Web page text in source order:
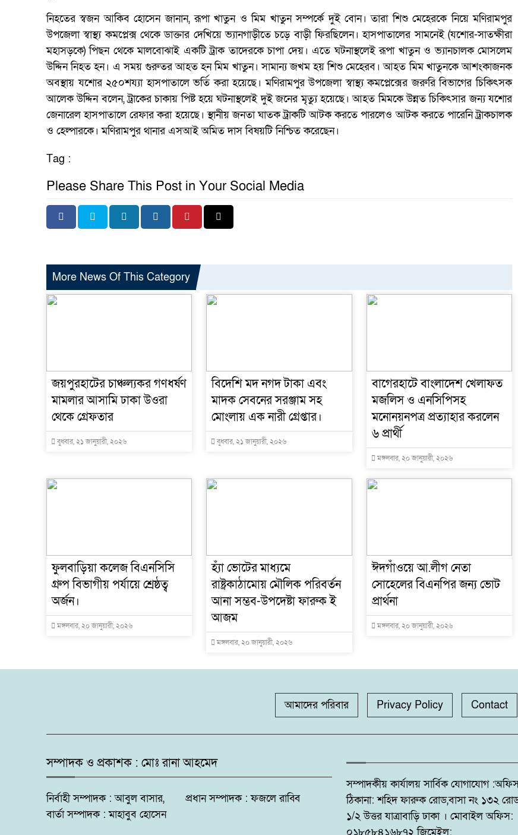
নিহতের স্বজন আকিব হোসেন জানান, রূপা খাতুন ও মিম খাতুন সম্পর্কে দুই বোন। তারা শিশু মেহেরকে নিয়ে মণিরামপুর
উপজেলা স্বাস্থ্য কমপ্লেক্স থেকে ডাক্তার দেখিয়ে ভ্যানগাড়ীতে চড়ে বাড়ী ফিরছিলেন। হাসপাতালের সামনেই (যশোর-সাতক্ষীরা
মহাসড়কে) পিছন থেকে মালবোঝাই একটি ট্রাক তাদেরকে চাপা দেয়। এতে ঘটনাস্থলেই রূপা খাতুন ও ভ্যানচালক মোসলেম
উদ্দিন নিহত হন। এ সময় গুরুতর আহত হন মিম খাতুন। সামান্য জখম হয় শিশু মেহেরব। আহত মিম খাতুনকে আশংকাজনক
অবস্থায় যশোর ২৫০শয্যা হাসপাতালে ভর্তি করা হয়েছে। মণিরামপুর উপজেলা স্বাস্থ্য কমপ্লেক্সের জরুরি বিভাগের চিকিৎসক
আলেক উদ্দিন বলেন, ট্রাকের চাকায় পিষ্ট হয়ে ঘটনাস্থলেই দুই জনের মৃত্যু হয়েছে। আহত মিমকে উন্নত চিকিৎসার জন্য যশোর
জেনারেল হাসপাতালে রেফার করা হয়েছে। স্থানীয় জনতা ঘাতক ট্রাকটি আটক করতে পারলেও আটক করতে পারেনি ট্রাকচালক
ও হেল্পারকে। মণিরামপুর থানার এসআই অমিত দাস বিষয়টি নিশ্চিত করেছেন।
Tag :
Please Share This Post in Your Social Media
More News Of This Category
জয়পুরহাটের চাঞ্চল্যকর গণধর্ষণ
মামলার আসামি ঢাকা উওরা
থেকে গ্রেফতার
বুধবার, ২১ জানুয়ারী, ২০২৬
বিদেশি মদ নগদ টাকা এবং
মাদক সেবনের সরঞ্জাম সহ
মোংলায় এক নারী গ্রেপ্তার।
বুধবার, ২১ জানুয়ারী, ২০২৬
বাগেরহাটে বাংলাদেশ খেলাফত
মজলিস ও এনসিপিসহ
মনোনয়নপত্র প্রত্যাহার করলেন
৬ প্রার্থী
মঙ্গলবার, ২০ জানুয়ারী, ২০২৬
ফুলবাড়িয়া কলেজ বিএনসিসি
গ্রুপ বিভাগীয় পর্যায়ে শ্রেষ্ঠত্ব
অর্জন।
মঙ্গলবার, ২০ জানুয়ারী, ২০২৬
হ্যাঁ ভোটের মাধ্যমে
রাষ্ট্রকাঠামোয় মৌলিক পরিবর্তন
আনা সম্ভব-উপদেষ্টা ফারুক ই
আজম
মঙ্গলবার, ২০ জানুয়ারী, ২০২৬
ঈদগাঁওয়ে আ.লীগ নেতা
সোহেলের বিএনপির জন্য ভোট
প্রার্থনা
মঙ্গলবার, ২০ জানুয়ারী, ২০২৬
আমাদের পরিবার Privacy Policy Contact
সম্পাদক ও প্রকাশক : মোঃ রানা আহমেদ
নির্বাহী সম্পাদক : আবুল বাসার, প্রধান সম্পাদক : ফজলে রাব্বি
বার্তা সম্পাদক : মাহাবুব হোসেন
সম্পাদকীয় কার্যালয় সার্বিক যোগাযোগ
ঠিকানা: শহিদ ফারুক রোড,বাসা নং ১৩২
১/২ উত্তর যাত্রাবাড়ি ঢাকা । মোবাইল অফিস: